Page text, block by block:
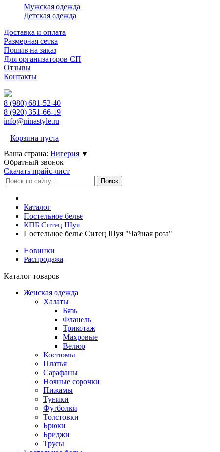
Мужская одежда
Детская одежда
Доставка и оплата
Размерная сетка
Пошив на заказ
Для организаторов СП
Отзывы
Контакты
8 (980) 681-52-40
8 (920) 351-66-19
info@ninastyle.ru
Корзина пуста
Ваша страна: Нигерия ▼
Обратный звонок
Скачать прайс-лист
Каталог
Постельное белье
КПБ Ситец Шуя
Постельное белье Ситец Шуя "Чайная роза"
Новинки
Распродажа
Каталог товаров
Женская одежда
Халаты
Бязь
Фланель
Трикотаж
Махровые
Велюр
Костюмы
Платья
Сарафаны
Ночные сорочки
Пижамы
Туники
Футболки
Толстовки
Брюки
Бриджи
Трусы